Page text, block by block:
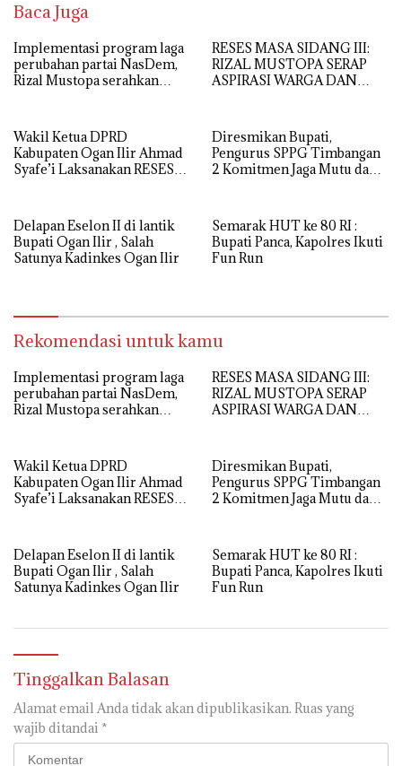
Baca Juga
Implementasi program laga
perubahan partai NasDem,
Rizal Mustopa serahkan
RESES MASA SIDANG III:
RIZAL MUSTOPA SERAP
ASPIRASI WARGA DAN
HUDA
Wakil Ketua DPRD
Kabupaten Ogan Ilir Ahmad
Syafe’i Laksanakan RESES
Langsung Aspirasi
Masyarakat
Diresmikan Bupati,
Pengurus SPPG Timbangan
2 Komitmen Jaga Mutu dan
Delapan Eselon II di lantik
Bupati Ogan Ilir , Salah
Satunya Kadinkes Ogan Ilir
Semarak HUT ke 80 RI :
Bupati Panca, Kapolres Ikuti
Fun Run
Rekomendasi untuk kamu
Implementasi program laga
perubahan partai NasDem,
Rizal Mustopa serahkan
RESES MASA SIDANG III:
RIZAL MUSTOPA SERAP
ASPIRASI WARGA DAN
HUDA
Wakil Ketua DPRD
Kabupaten Ogan Ilir Ahmad
Syafe’i Laksanakan RESES
Langsung Aspirasi
Masyarakat
Diresmikan Bupati,
Pengurus SPPG Timbangan
2 Komitmen Jaga Mutu dan
Delapan Eselon II di lantik
Bupati Ogan Ilir , Salah
Satunya Kadinkes Ogan Ilir
Semarak HUT ke 80 RI :
Bupati Panca, Kapolres Ikuti
Fun Run
Tinggalkan Balasan
Alamat email Anda tidak akan dipublikasikan. Ruas yang
wajib ditandai *